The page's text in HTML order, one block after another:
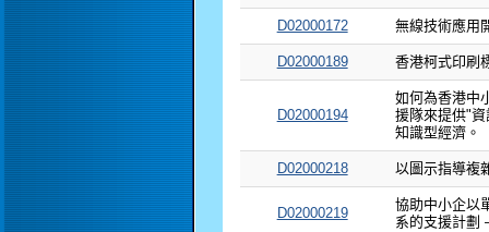
D02000172 無線技術應用
D02000189 香港柯式印刷
D02000194
如何為香港中
援隊來提供"
知識型經濟。
D02000218 以圖示指導複
D02000219
協助中小企以
系的支援計劃